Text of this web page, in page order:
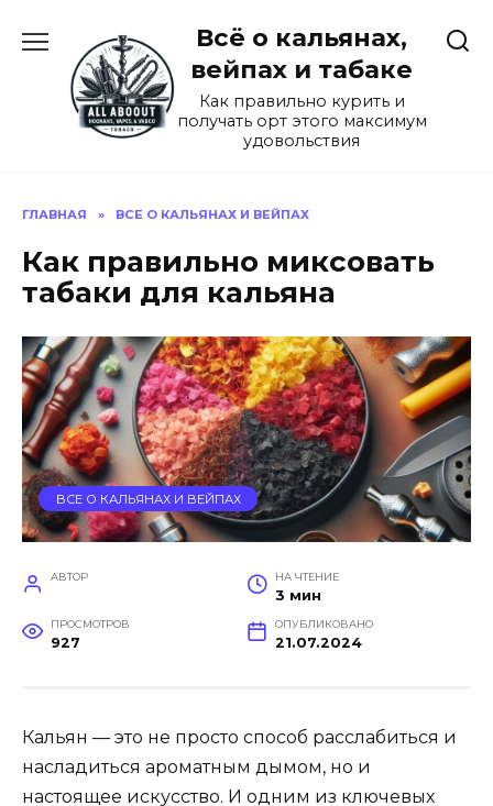
содержанию
Всё о кальянах,
вейпах и табаке
Как правильно курить и
получать орт этого максимум
удовольствия
ГЛАВНАЯ » ВСЕ О КАЛЬЯНАХ И ВЕЙПАХ
Как правильно миксовать
табаки для кальяна
ВСЕ О КАЛЬЯНАХ И ВЕЙПАХ
АВТОР НА ЧТЕНИЕ
3 мин
ПРОСМОТРОВ
927
ОПУБЛИКОВАНО
21.07.2024
Кальян — это не просто способ расслабиться и
насладиться ароматным дымом, но и
настоящее искусство. И одним из ключевых